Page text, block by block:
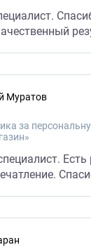
Муратов
за
Есть